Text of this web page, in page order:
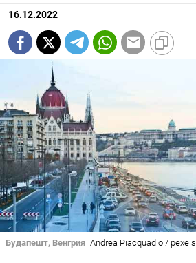
16.12.2022
Будапешт, Венгрия Andrea Piacquadio / pexels